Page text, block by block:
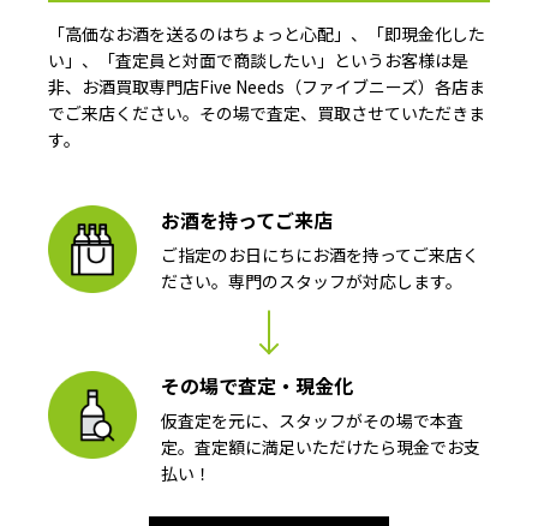
「高価なお酒を送るのはちょっと心配」、「即現金化した
い」、「査定員と対面で商談したい」というお客様は是
非、お酒買取専門店Five Needs（ファイブニーズ）各店ま
でご来店ください。その場で査定、買取させていただきま
す。
お酒を持ってご来店
ご指定のお日にちにお酒を持ってご来店く
ださい。専門のスタッフが対応します。
その場で査定・現金化
仮査定を元に、スタッフがその場で本査
定。査定額に満足いただけたら現金でお支
払い！